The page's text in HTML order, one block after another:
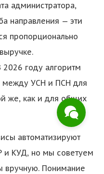
администратора,
направления — эти
пропорционально
2026 году алгоритм
между УСН и ПСН для
же, как и для общих
автоматизируют
и КУД, но мы советуем
вручную. Понимание
Поможем с
в нашем
на все